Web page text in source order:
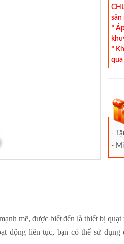
sản
*
*
qua
-
-
mẽ, được biết đến là thiết bị
động liên tục, bạn có thể sử